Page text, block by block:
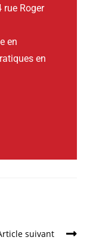
rue Roger
en
en
suivant